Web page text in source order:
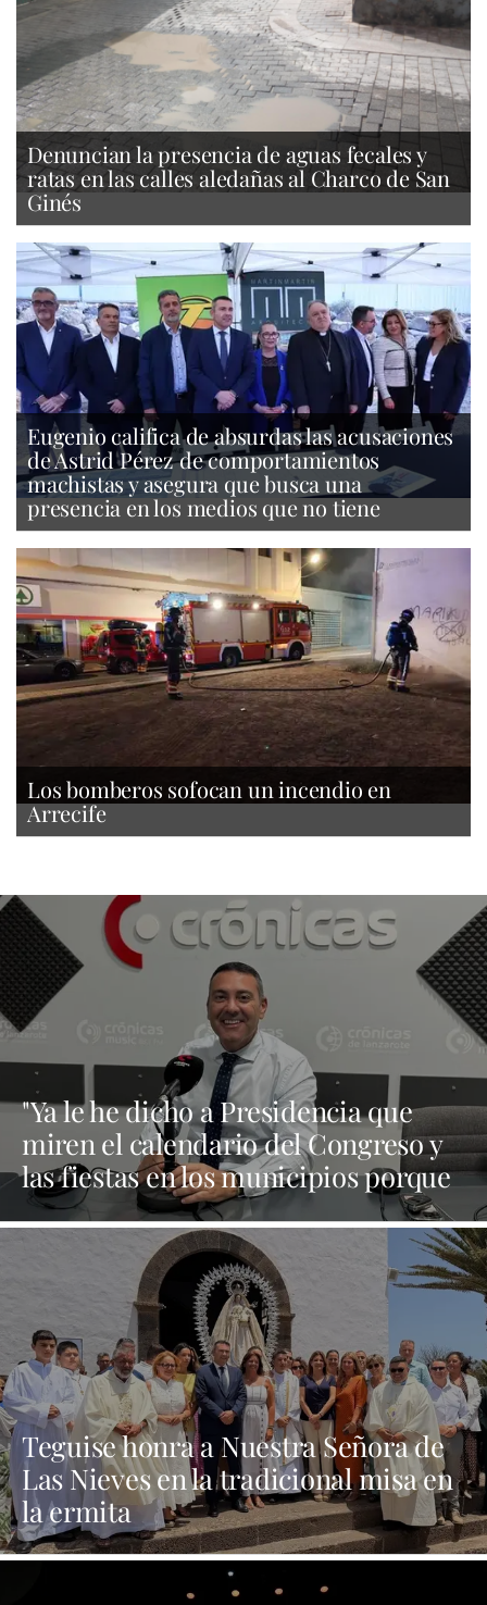
Denuncian la presencia de aguas fecales y
ratas en las calles aledañas al Charco de San
Ginés
Eugenio califica de absurdas las acusaciones
de Astrid Pérez de comportamientos
machistas y asegura que busca una
presencia en los medios que no tiene
Los bomberos sofocan un incendio en
Arrecife
"Ya le he dicho a Presidencia que
miren el calendario del Congreso y
las fiestas en los municipios porque
Dolores Corujo estaba en un fiesta
aquí y al día siguiente no está en el
Teguise honra a Nuestra Señora de
Las Nieves en la tradicional misa en
la ermita